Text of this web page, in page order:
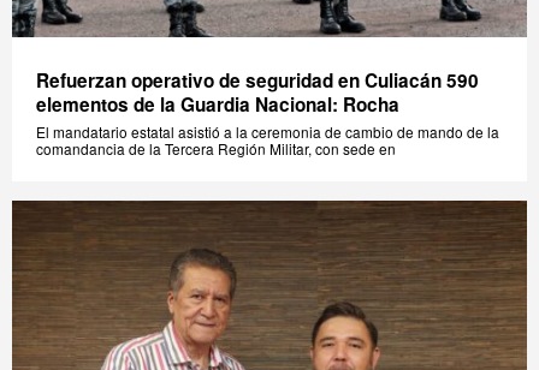
Refuerzan operativo de seguridad en Culiacán 590
elementos de la Guardia Nacional: Rocha
El mandatario estatal asistió a la ceremonia de cambio de mando de la
comandancia de la Tercera Región Militar, con sede en